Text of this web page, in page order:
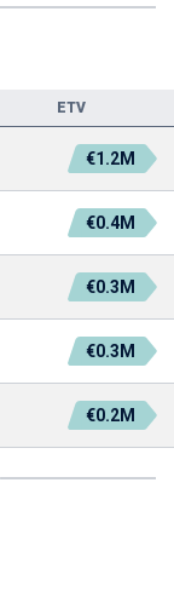
ETV
€1.2M
€0.4M
€0.3M
€0.3M
€0.2M